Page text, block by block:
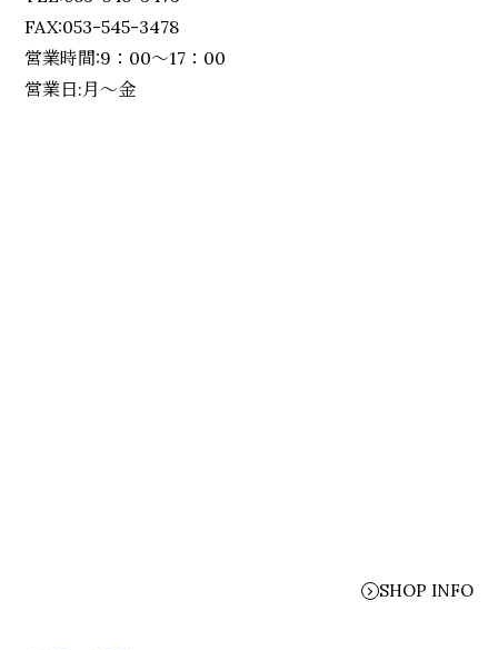
FAX:053-545-3478
営業時間:9：00～17：00
営業日:月～金
SHOP INFO